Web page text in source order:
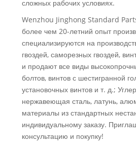
сложных рабочих условиях.
Wenzhou Jinghong Standard
более чем 20-летний опыт
специализируются на
гвоздей, саморезных гвоздей,
и продают все виды
болтов, винтов с шестигранной
установочных винтов и т. д.;
нержавеющая сталь, латунь,
материалы из стандартных
индивидуальному заказу.
консультацию и покупку!